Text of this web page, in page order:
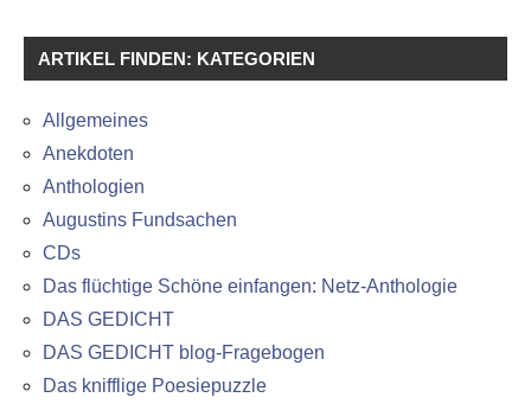
ARTIKEL FINDEN: KATEGORIEN
Allgemeines
Anekdoten
Anthologien
Augustins Fundsachen
CDs
Das flüchtige Schöne einfangen: Netz-Anthologie
DAS GEDICHT
DAS GEDICHT blog-Fragebogen
Das knifflige Poesiepuzzle